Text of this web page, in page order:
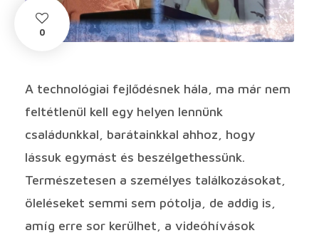
0
A technológiai fejlődésnek hála, ma már nem
feltétlenül kell egy helyen lennünk
családunkkal, barátainkkal ahhoz, hogy
lássuk egymást és beszélgethessünk.
Természetesen a személyes találkozásokat,
öleléseket semmi sem pótolja, de addig is,
amíg erre sor kerülhet, a videóhívások